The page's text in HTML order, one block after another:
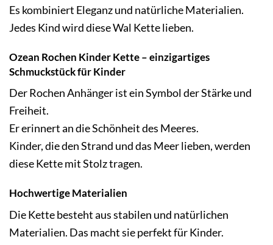
Es kombiniert Eleganz und natürliche Materialien.
Jedes Kind wird diese Wal Kette lieben.
Ozean Rochen Kinder Kette – einzigartiges
Schmuckstück für Kinder
Der Rochen Anhänger ist ein Symbol der Stärke und
Freiheit.
Er erinnert an die Schönheit des Meeres.
Kinder, die den Strand und das Meer lieben, werden
diese Kette mit Stolz tragen.
Hochwertige Materialien
Die Kette besteht aus stabilen und natürlichen
Materialien. Das macht sie perfekt für Kinder.